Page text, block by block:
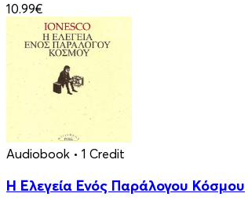
10.99€
Audiobook • 1 Credit
Η Ελεγεία Ενός Παράλογου Κόσμου